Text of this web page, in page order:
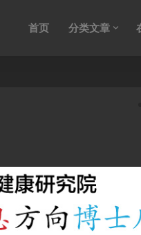
首页 分类文章